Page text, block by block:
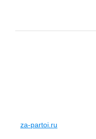
za-partoi.ru